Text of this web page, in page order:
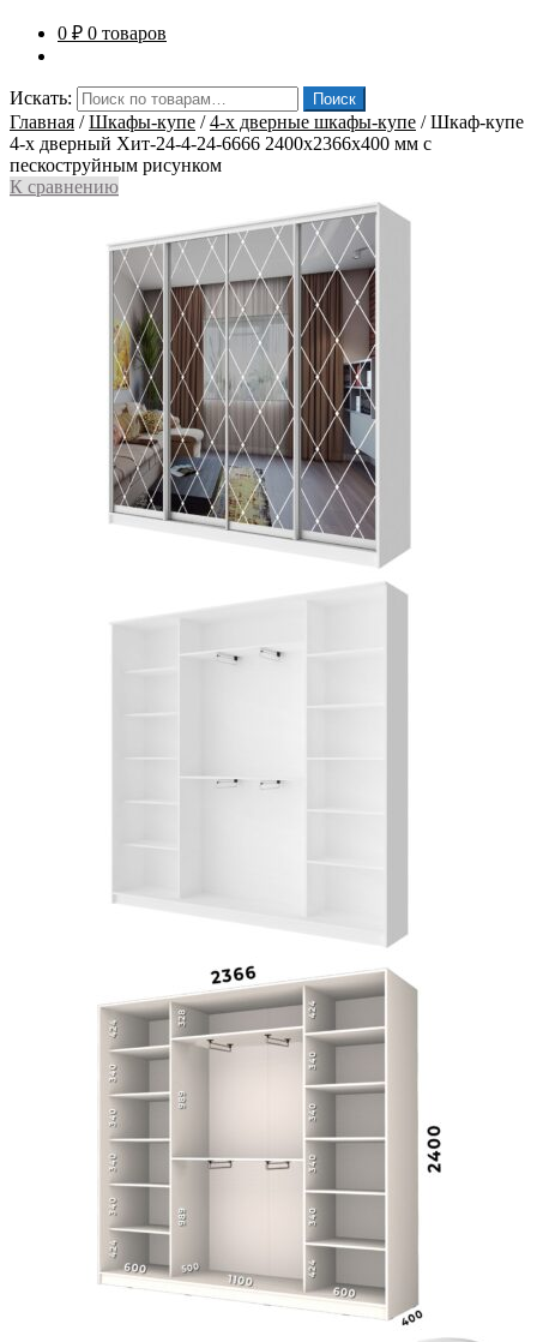
0 ₽ 0 товаров
Искать: Поиск
Главная /Шкафы-купе /4-х дверные шкафы-купе /Шкаф-купе
4-х дверный Хит-24-4-24-6666 2400x2366x400 мм с
пескоструйным рисунком
К сравнению